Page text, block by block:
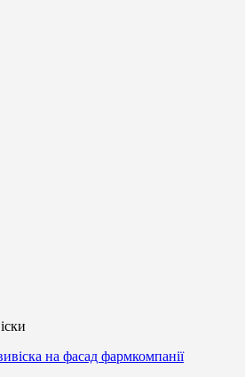
на фасад фармкомпанії